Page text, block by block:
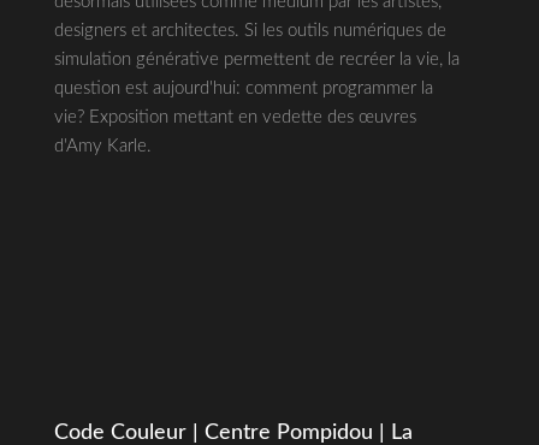
designers et architectes. Si les outils numériques de
simulation générative permettent de recréer la vie, la
question est aujourd'hui: comment programmer la
vie? Exposition mettant en vedette des œuvres
d'Amy Karle.
Code Couleur | Centre Pompidou | La